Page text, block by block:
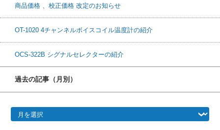
商品価格 、校正価格 改定のお知らせ
OT-1020 4チャンネルボイスコイル温度計の紹介
OCS-322B シグナルセレクターの紹介
過去の記事（月別）